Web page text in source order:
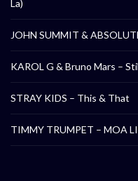
La)
JOHN SUMMIT &
KAROL G & Bruno Mars –
STRAY KIDS – This & That
TIMMY TRUMPET – MOA